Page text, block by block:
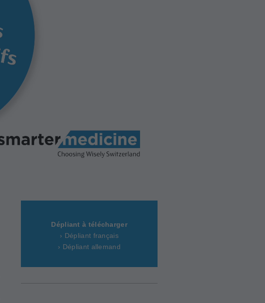
Dépliant à télécharger
› Dépliant français
› Dépliant allemand